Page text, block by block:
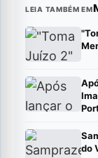
LEIA TAMBÉM EM
do